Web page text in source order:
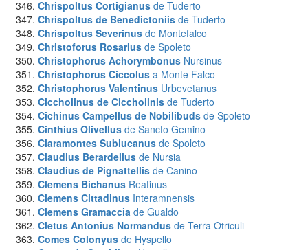
Chrispoltus Cortigianus de Tuderto
Chrispoltus de Benedictoniis de Tuderto
Chrispoltus Severinus de Montefalco
Christoforus Rosarius de Spoleto
Christophorus Achorymbonus Nursinus
Christophorus Ciccolus a Monte Falco
Christophorus Valentinus Urbevetanus
Ciccholinus de Ciccholinis de Tuderto
Cichinus Campellus de Nobilibuds de Spoleto
Cinthius Olivellus de Sancto Gemino
Claramontes Sublucanus de Spoleto
Claudius Berardellus de Nursia
Claudius de Pignattellis de Canino
Clemens Bichanus Reatinus
Clemens Cittadinus Interamnensis
Clemens Gramaccia de Gualdo
Cletus Antonius Normandus de Terra Otriculi
Comes Colonyus de Hyspello